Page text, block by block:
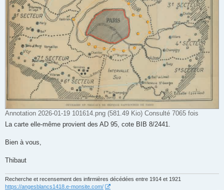
Annotation 2026-01-19 101614.png (581.49 Kio) Consulté 7065 fois
La carte elle-même provient des AD 95, cote BIB 8/2441.
Bien à vous,
Thibaut
Recherche et recensement des infirmières décédées entre 1914 et 1921
https://angesblancs1418.e-monsite.com/